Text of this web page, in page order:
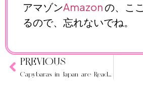
アマゾンAmazonの、ここ
るので、忘れないでね。
PREVIOUS
Capybaras in Japan are Reading Celeste!